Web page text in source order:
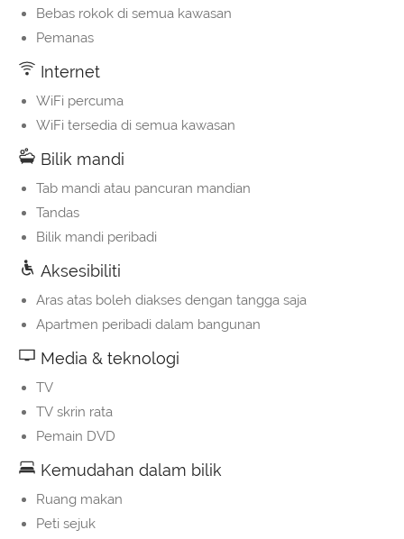
Bebas rokok di semua kawasan
Pemanas
Internet
WiFi percuma
WiFi tersedia di semua kawasan
Bilik mandi
Tab mandi atau pancuran mandian
Tandas
Bilik mandi peribadi
Aksesibiliti
Aras atas boleh diakses dengan tangga saja
Apartmen peribadi dalam bangunan
Media & teknologi
TV
TV skrin rata
Pemain DVD
Kemudahan dalam bilik
Ruang makan
Peti sejuk